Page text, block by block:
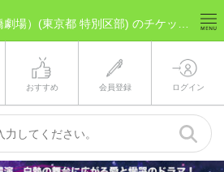
おすすめ 会員登録 ログイン